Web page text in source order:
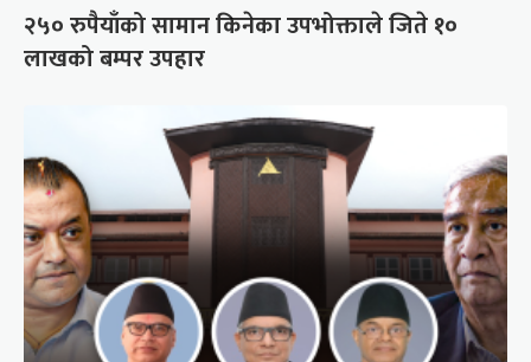
२५० रुपैयाँको सामान किनेका उपभोक्ताले जिते १०
लाखको बम्पर उपहार